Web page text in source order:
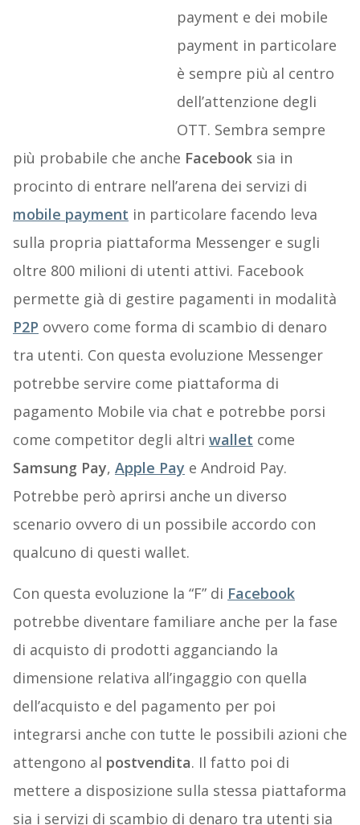
payment e dei mobile
payment in particolare
è sempre più al centro
dell’attenzione degli
OTT. Sembra sempre
più probabile che anche Facebooksia in
procinto di entrare nell’arena dei servizi di
mobile payment in particolare facendo leva
sulla propria piattaforma Messenger e sugli
oltre 800 milioni di utenti attivi. Facebook
permette già di gestire pagamenti in modalità
P2P ovvero come forma di scambio di denaro
tra utenti. Con questa evoluzione Messenger
potrebbe servire come piattaforma di
pagamento Mobile via chat e potrebbe porsi
come competitor degli altri wallet come
Samsung Pay, Apple Pay e Android Pay.
Potrebbe però aprirsi anche un diverso
scenario ovvero di un possibile accordo con
qualcuno di questi wallet.
Con questa evoluzione la “F” di Facebook
potrebbe diventare familiare anche per la fase
di acquisto di prodotti agganciando la
dimensione relativa all’ingaggio con quella
dell’acquisto e del pagamento per poi
integrarsi anche con tutte le possibili azioni che
attengono al postvendita. Il fatto poi di
mettere a disposizione sulla stessa piattaforma
sia i servizi di scambio di denaro tra utenti sia